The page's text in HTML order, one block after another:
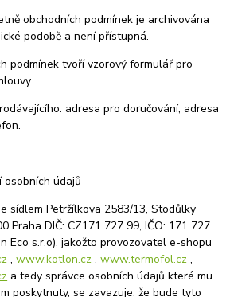
obchodních podmínek je archivována
podobě a není přístupná.
podmínek tvoří vzorový formulář pro
adresa pro doručování, adresa
osobních údajů
sídlem Petržílkova 2583/13, Stodůlky
Praha DIČ: CZ171 727 99, IČO: 171 727
Eco s.r.o), jakožto provozovatel e-shopu
,www.kotlon.cz ,www.termofol.cz ,
a tedy správce osobních údajů které mu
poskytnuty, se zavazuje, že bude tyto